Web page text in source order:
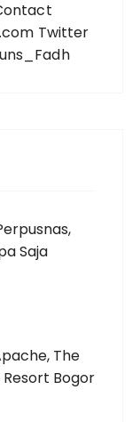
Twitter
Saja
The
Bogor